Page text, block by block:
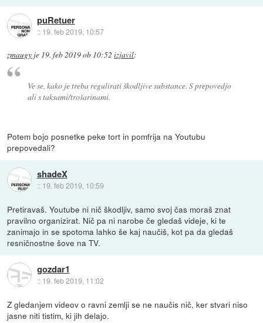
puRetuer
:: 19. feb 2019, 10:57
zmaugy je 19. feb 2019 ob 10:52 izjavil:
Ve se, kako je treba regulirati škodljive substance. S prepovedjo
ali s taksami/trošarinami.
Potem bojo posnetke peke tort in pomfrija na Youtubu
prepovedali?
shadeX
:: 19. feb 2019, 10:59
Pretiravaš. Youtube ni nič škodljiv, samo svoj čas moraš znat
pravilno organizirat. Nič pa ni narobe če gledaš videje, ki te
zanimajo in se spotoma lahko še kaj naučiš, kot pa da gledaš
resničnostne šove na TV.
gozdar1
:: 19. feb 2019, 11:02
Z gledanjem videov o ravni zemlji se ne naučis nič, ker stvari niso
jasne niti tistim, ki jih delajo.